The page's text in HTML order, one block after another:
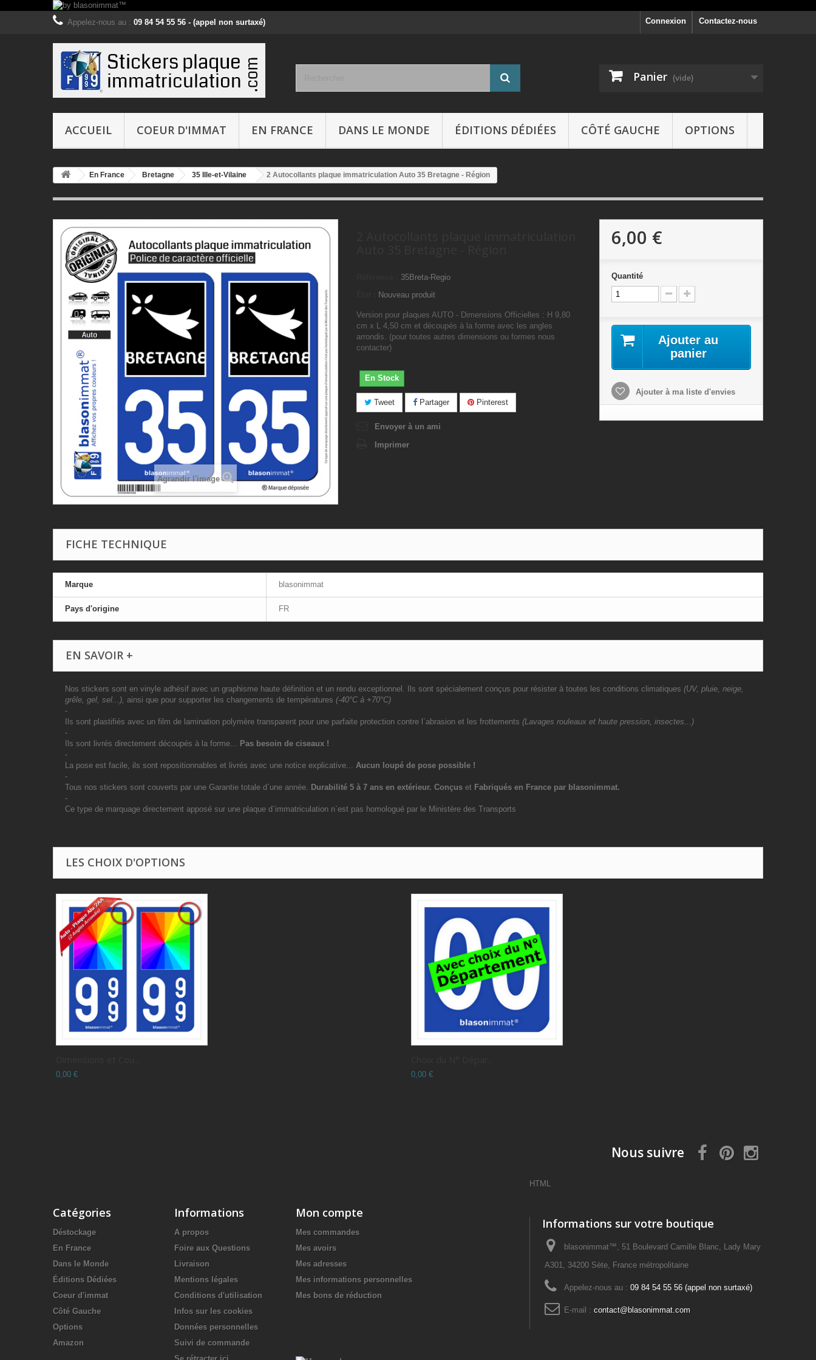
Contactez-nous
Appelez-nous au : 09 84 54 55 56 - (appel non surtaxé) Connexion
Panier (vide)
ACCUEIL COEUR D'IMMAT EN FRANCE DANS LE MONDE ÉDITIONS DÉDIÉES CÔTÉ GAUCHE OPTIONS
En France Bretagne 35 Ille-et-Vilaine 2 Autocollants plaque immatriculation Auto 35 Bretagne - Région
Agrandir l'image
35Breta-Regio
Nouveau produit
Version pour plaques AUTO - Dimensions Officielles : H 9,80
cm x L 4,50 cm et découpés à la forme avec les angles
arrondis. (pour toutes autres dimensions ou formes nous
contacter)
En Stock
Tweet Partager Pinterest
Envoyer à un ami
Imprimer
6,00 €
Quantité
Ajouter au
panier
Ajouter à ma liste d'envies
FICHE TECHNIQUE
Marque blasonimmat
Pays d'origine FR
EN SAVOIR +
Nos stickers sont en vinyle adhésif avec un graphisme haute définition et un rendu exceptionnel. Ils sont spécialement conçus pour résister à toutes les conditions climatiques (UV, pluie, neige,
grêle, gel, sel...), ainsi que pour supporter les changements de températures (-40°C à +70°C)
-
Ils sont plastifiés avec un film de lamination polymère transparent pour une parfaite protection contre l`abrasion et les frottements (Lavages rouleaux et haute pression, insectes...)
-
Ils sont livrés directement découpés à la forme... Pas besoin de ciseaux !
-
La pose est facile, ils sont repositionnables et livrés avec une notice explicative... Aucun loupé de pose possible !
-
Tous nos stickers sont couverts par une Garantie totale d`une année. Durabilité 5 à 7 ans en extérieur. Conçus et Fabriqués en France par blasonimmat.
-
Ce type de marquage directement apposé sur une plaque d`immatriculation n`est pas homologué par le Ministère des Transports
LES CHOIX D'OPTIONS
0,00 € 0,00 €
Nous suivre
Catégories
Déstockage
En France
Dans le Monde
Éditions Dédiées
Coeur d'immat
Côté Gauche
Options
Amazon
HTML
Informations
A propos
Foire aux Questions
Livraison
Mentions légales
Conditions d'utilisation
Infos sur les cookies
Données personnelles
Suivi de commande
Mon compte
Mes commandes
Mes avoirs
Mes adresses
Mes informations personnelles
Mes bons de réduction
Informations sur votre boutique
blasonimmat™, 51 Boulevard Camille Blanc, Lady Mary
A301, 34200 Sète, France métropolitaine
Appelez-nous au : 09 84 54 55 56 (appel non surtaxé)
E-mail : contact@blasonimmat.com